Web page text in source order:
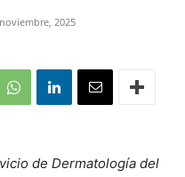
2025
de Dermatología del